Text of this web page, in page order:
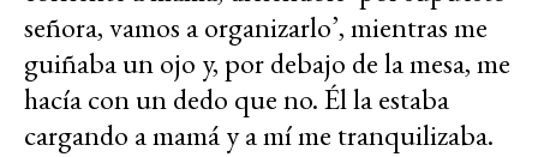
señora, vamos a organizarlo’, mientras me
guiñaba un ojo y, por debajo de la mesa, me
hacía con un dedo que no. Él la estaba
cargando a mamá y a mí me tranquilizaba.